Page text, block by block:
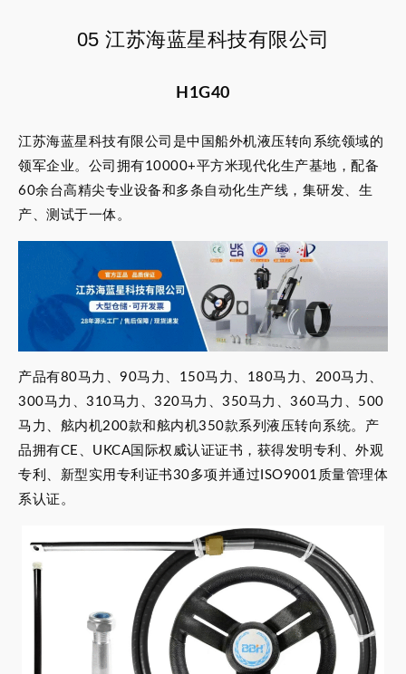
05 江苏海蓝星科技有限公司
H1G40
江苏海蓝星科技有限公司是中国船外机液压转向系统领域的
领军企业。公司拥有10000+平方米现代化生产基地，配备
60余台高精尖专业设备和多条自动化生产线，集研发、生
产、测试于一体。
产品有80马力、90马力、150马力、180马力、200马力、
300马力、310马力、320马力、350马力、360马力、500
马力、舷内机200款和舷内机350款系列液压转向系统。产
品拥有CE、UKCA国际权威认证证书，获得发明专利、外观
专利、新型实用专利证书30多项并通过ISO9001质量管理体
系认证。